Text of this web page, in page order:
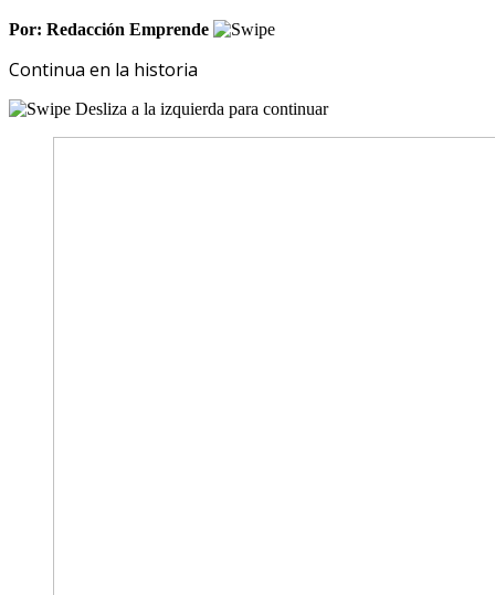
Por: Redacción Emprende
Continua en la historia
Desliza a la izquierda para continuar